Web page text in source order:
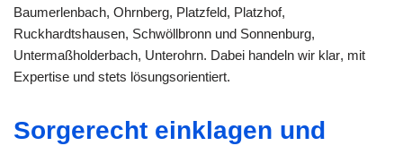
Baumerlenbach, Ohrnberg, Platzfeld, Platzhof,
Ruckhardtshausen, Schwöllbronn und Sonnenburg,
Untermaßholderbach, Unterohrn. Dabei handeln wir klar, mit
Expertise und stets lösungsorientiert.
Sorgerecht einklagen und